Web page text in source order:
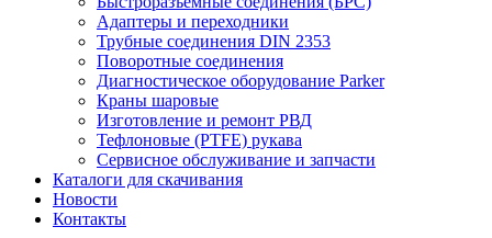
Адаптеры и переходники
Трубные соединения DIN 2353
Поворотные соединения
Диагностическое оборудование Parker
Краны шаровые
Изготовление и ремонт РВД
Тефлоновые (PTFE) рукава
Сервисное обслуживание и запчасти
Каталоги для скачивания
Новости
Контакты